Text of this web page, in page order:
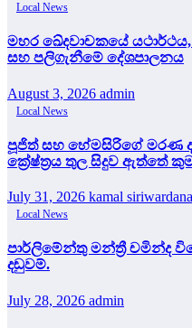
Local News
මහර ඛේදවාචකයේ
සහ පලිගැනීමේ දේශපාලනය
August 3, 2026 admin
Local News
පූජිත් සහ හේමසිරිගේ මරණ
ක්‍රේෂ්ත්‍රය තුල සිදුව ඇත්තේ
July 31, 2026 kamal siriwardana
Local News
පාර්ලිමේන්තු මන්ත්‍රී චමින්ද
දඬුවම්.
July 28, 2026 admin